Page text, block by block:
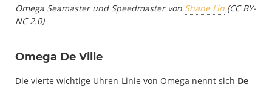
Omega Seamaster und Speedmaster von Shane Lin (CC BY-
NC 2.0)
Omega De Ville
Die vierte wichtige Uhren-Linie von Omega nennt sich De